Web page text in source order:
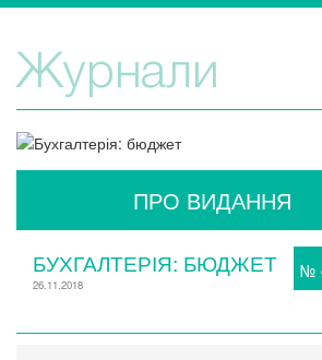
Журнали
ПРО ВИДАННЯ
БУХГАЛТЕРІЯ: БЮДЖЕТ
26.11.2018
№